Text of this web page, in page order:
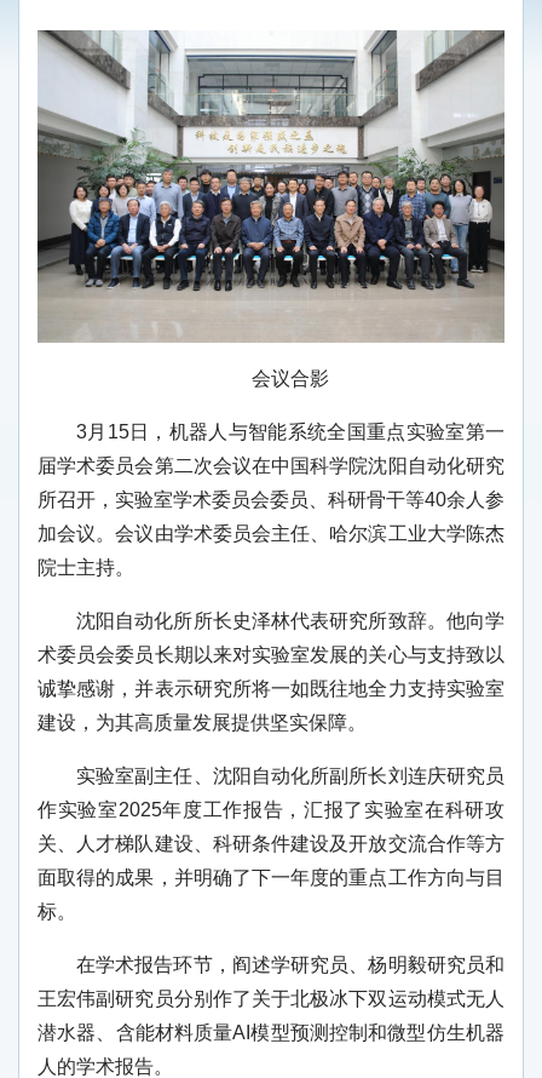
会议合影
3月15日，机器人与智能系统全国重点实验室第一
届学术委员会第二次会议在中国科学院沈阳自动化研究
所召开，实验室学术委员会委员、科研骨干等40余人参
加会议。会议由学术委员会主任、哈尔滨工业大学陈杰
院士主持。
沈阳自动化所所长史泽林代表研究所致辞。他向学
术委员会委员长期以来对实验室发展的关心与支持致以
诚挚感谢，并表示研究所将一如既往地全力支持实验室
建设，为其高质量发展提供坚实保障。
实验室副主任、沈阳自动化所副所长刘连庆研究员
作实验室2025年度工作报告，汇报了实验室在科研攻
关、人才梯队建设、科研条件建设及开放交流合作等方
面取得的成果，并明确了下一年度的重点工作方向与目
标。
在学术报告环节，阎述学研究员、杨明毅研究员和
王宏伟副研究员分别作了关于北极冰下双运动模式无人
潜水器、含能材料质量AI模型预测控制和微型仿生机器
人的学术报告。